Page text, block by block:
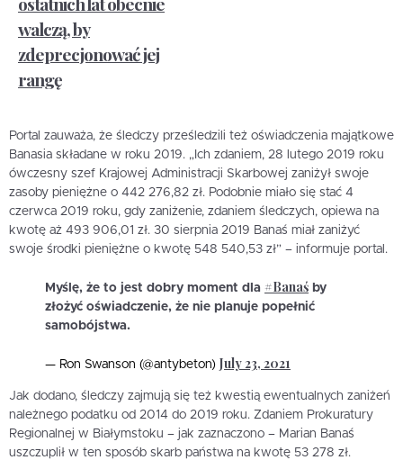
walczą, by
zdeprecjonować jej
rangę
Portal zauważa, że śledczy prześledzili też oświadczenia majątkowe
Banasia składane w roku 2019. „Ich zdaniem, 28 lutego 2019 roku
ówczesny szef Krajowej Administracji Skarbowej zaniżył swoje
zasoby pieniężne o 442 276,82 zł. Podobnie miało się stać 4
czerwca 2019 roku, gdy zaniżenie, zdaniem śledczych, opiewa na
kwotę aż 493 906,01 zł. 30 sierpnia 2019 Banaś miał zaniżyć
swoje środki pieniężne o kwotę 548 540,53 zł” – informuje portal.
Myślę, że to jest dobry moment dla #Banaś by
złożyć oświadczenie, że nie planuje popełnić
samobójstwa.
— Ron Swanson (@antybeton) July 23, 2021
Jak dodano, śledczy zajmują się też kwestią ewentualnych zaniżeń
należnego podatku od 2014 do 2019 roku. Zdaniem Prokuratury
Regionalnej w Białymstoku – jak zaznaczono – Marian Banaś
uszczuplił w ten sposób skarb państwa na kwotę 53 278 zł.